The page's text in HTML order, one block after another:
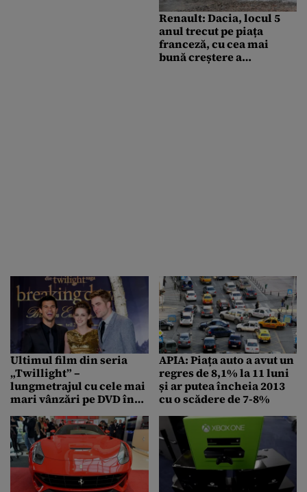
Renault: Dacia, locul 5
anul trecut pe piața
franceză, cu cea mai
bună creștere a
Ultimul film din seria
„Twillight” –
lungmetrajul cu cele mai
mari vânzări pe DVD în
APIA: Piața auto a avut un
regres de 8,1% la 11 luni
și ar putea încheia 2013
cu o scădere de 7-8%